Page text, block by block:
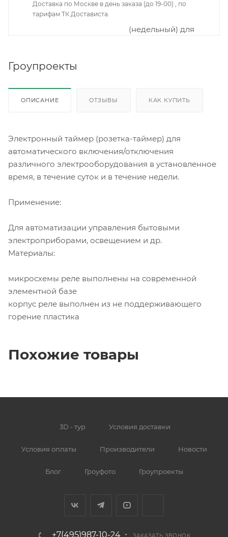
Доставка по Москве в день заказа (до 19-00) , по
тарифам ТК Достависта.
Гроупроекты
ОПИСАНИЕ ОТЗЫВЫ КАК КУПИТЬ
Электронный таймер (розетка-таймер) для
автоматического включения/отключения
различного электрооборудования в установленное
время, в течение суток и в течение недели.
Применение:
Для автоматизации управления бытовыми
электроприборами, освещением и др.
Материалы:
микросхемы реле выполнены на современной
элементной базе
корпус реле выполнен из не поддерживающего
горение пластика
Похожие товары
3D - тур Условия доставки
Условия оплаты Производители Новости
Блог Гроуфото Гроупроекты
+7(495)987-10-24